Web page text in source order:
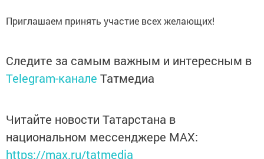
Приглашаем принять участие всех желающих!
Следите за самым важным и интересным в
Telegram-канале Татмедиа
Читайте новости Татарстана в
национальном мессенджере MАХ:
https://max.ru/tatmedia